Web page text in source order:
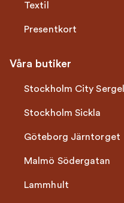
Textil
Presentkort
Våra butiker
Stockholm City Sergel
Stockholm Sickla
Göteborg Järntorget
Malmö Södergatan
Lammhult